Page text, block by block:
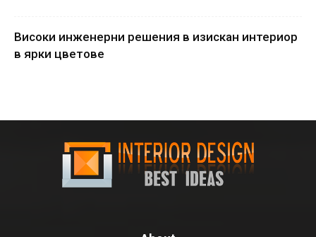
Високи инженерни решения в изискан интериор
в ярки цветове